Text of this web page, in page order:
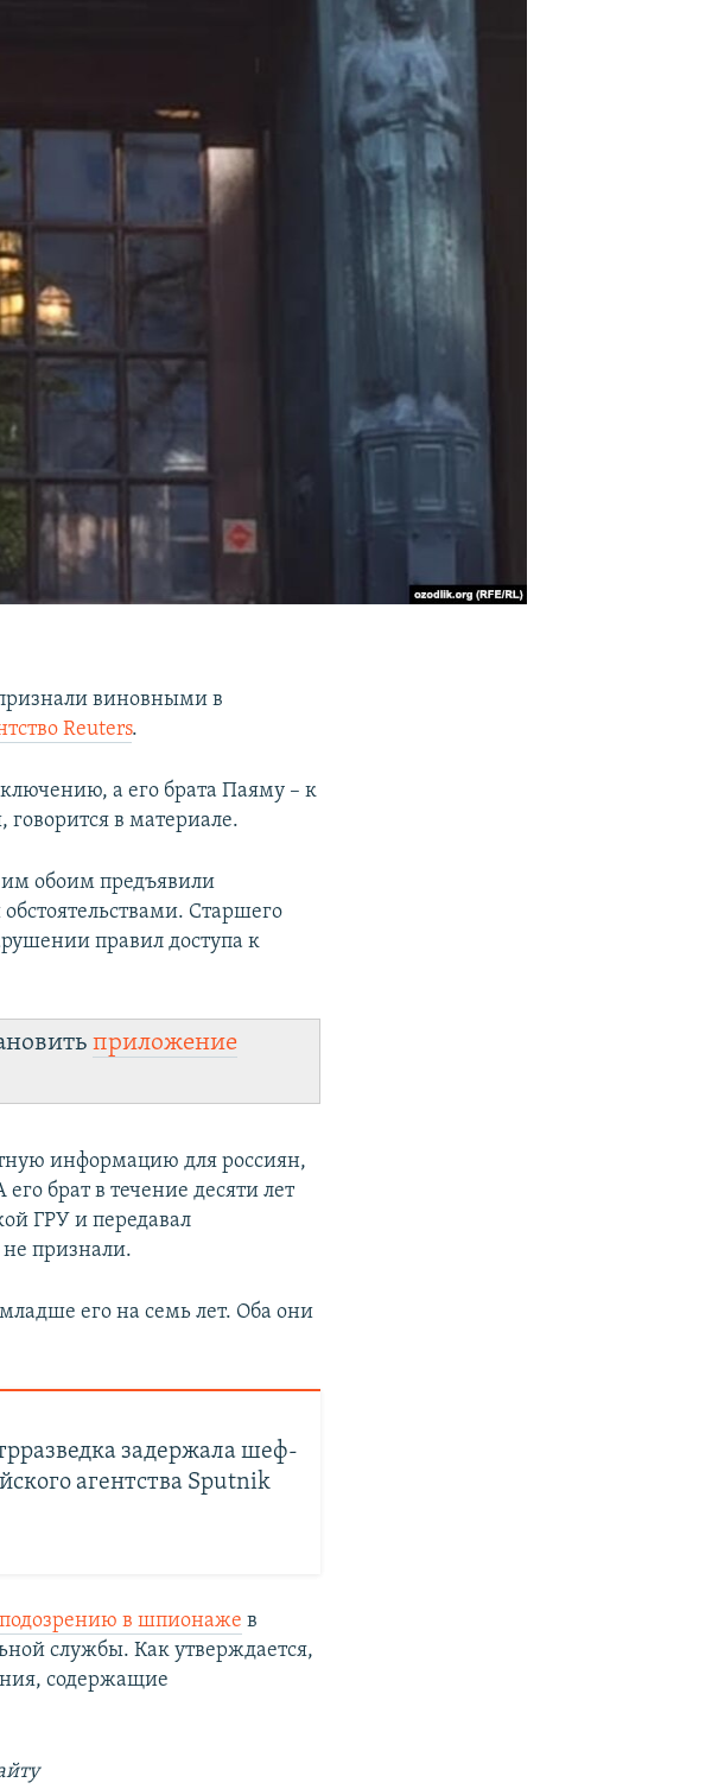
виновными в
Reuters.
а его брата Паяму – к
в материале.
им обоим предъявили
Старшего
правил доступа к
приложение
информацию для россиян,
брат в течение десяти лет
ГРУ и передавал
признали.
его на семь лет. Оба они
задержала шеф-
агентства Sputnik
подозрению в шпионаже в
службы. Как утверждается,
содержащие